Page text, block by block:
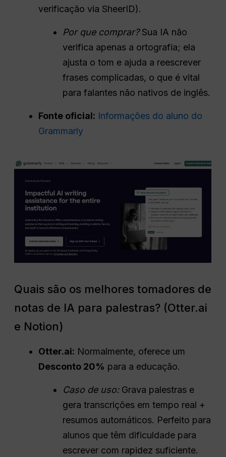
verificação via SheerID).
Por que comprar?Sua IA não
verifica apenas a ortografia; ela
ajusta o tom e ajuda a reescrever
frases complicadas, o que é vital
para falantes não nativos de inglês.
Fonte oficial: Informações do aluno do
Grammarly
Quais são os melhores tomadores de
notas de IA para palestras? (Otter.ai
e Notion)
Otter.ai: Normalmente, oferece um
Desconto 20% para a educação.
Caso de uso:Grava palestras e
gera transcrições em tempo real +
resumos automáticos. Perfeito para
alunos que têm dificuldade para
escrever com rapidez suficiente.